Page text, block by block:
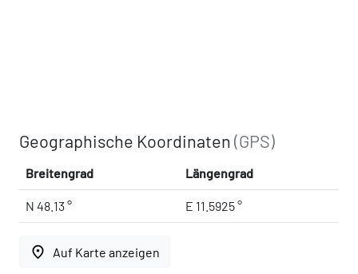
Geographische Koordinaten(GPS)
Breitengrad Längengrad
N 48.13 ° E 11.5925 °
place Auf Karte anzeigen